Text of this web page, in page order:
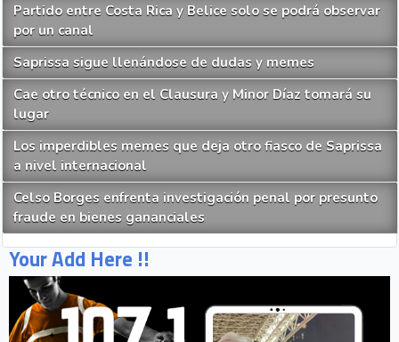
Partido entre Costa Rica y Belice solo se podrá observar
por un canal
Saprissa sigue llenándose de dudas y memes
Cae otro técnico en el Clausura y Minor Díaz tomará su
lugar
Los imperdibles memes que deja otro fiasco de Saprissa
a nivel internacional
Celso Borges enfrenta investigación penal por presunto
fraude en bienes gananciales
Your Add Here !!